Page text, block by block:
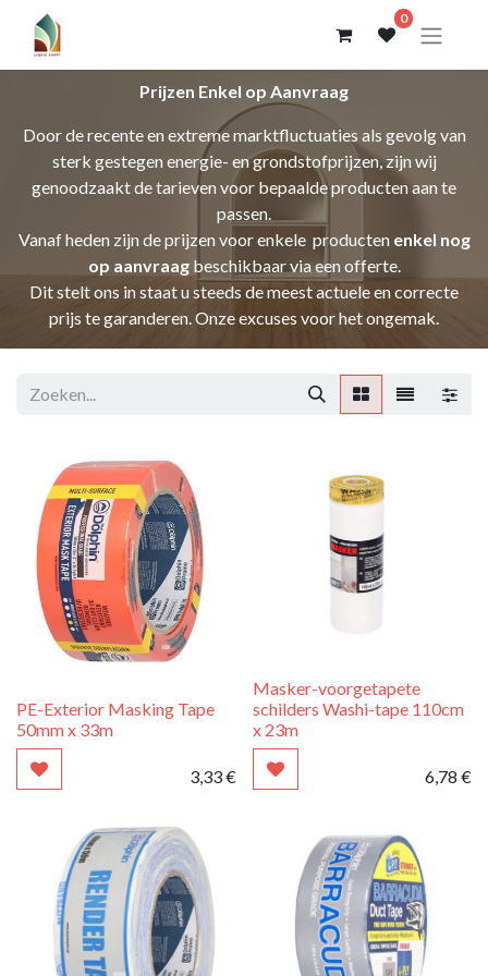
0
Prijzen Enkel op Aanvraag
Door de recente en extreme marktfluctuaties als gevolg van
sterk gestegen energie- en grondstofprijzen, zijn wij
genoodzaakt de tarieven voor bepaalde producten aan te
passen.
Vanaf heden zijn de prijzen voor enkele producten enkel nog
op aanvraagbeschikbaar via een offerte.
Dit stelt ons in staat u steeds de meest actuele en correcte
prijs te garanderen. Onze excuses voor het ongemak.
PE-Exterior Masking Tape
50mm x 33m
3,33€
Masker-voorgetapete
schilders Washi-tape 110cm
x 23m
6,78 €